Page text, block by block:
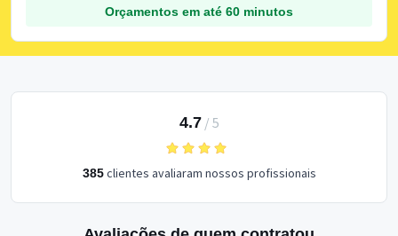
Orçamentos em até 60 minutos
4.7/ 5
385clientes avaliaram nossos profissionais